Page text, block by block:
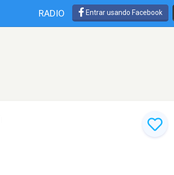
RADIO Entrar usando Facebook